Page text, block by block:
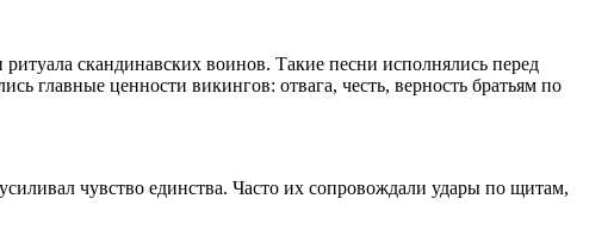
скандинавских воинов. Такие песни исполнялись перед
главные ценности викингов: отвага, честь, верность братьям по
чувство единства. Часто их сопровождали удары по щитам,